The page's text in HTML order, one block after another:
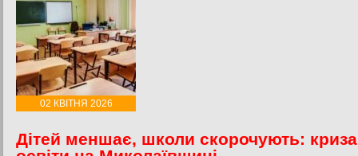
02 КВІТНЯ 2026
Дітей меншає, школи скорочують: криза